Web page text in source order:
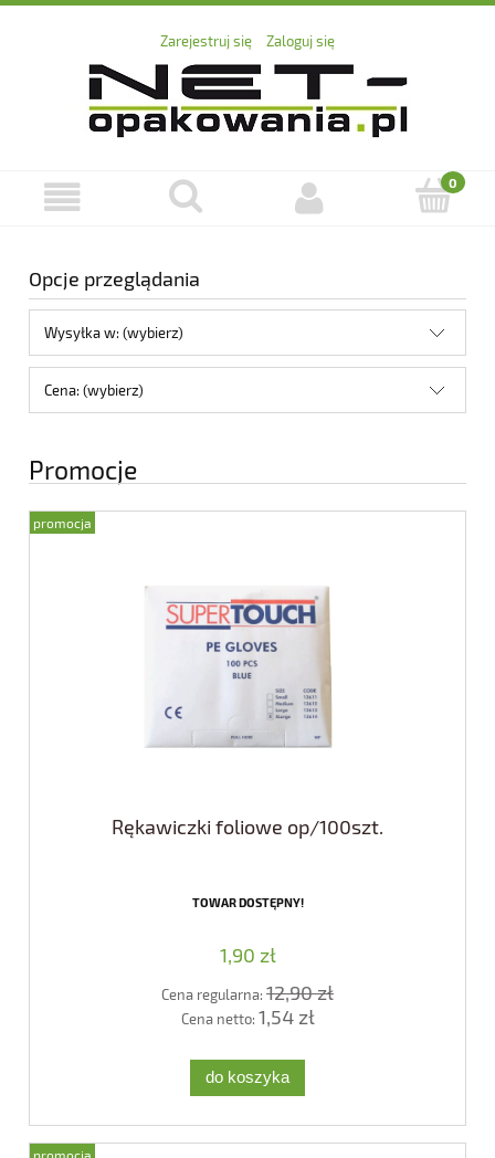
Zarejestruj się Zaloguj się
Opcje przeglądania
Wysyłka w: (wybierz)
Cena: (wybierz)
Promocje
Rękawiczki foliowe op/100szt.
TOWAR DOSTĘPNY!
1,90 zł
Cena regularna: 12,90 zł
Cena netto: 1,54 zł
do koszyka
promocja
promocja